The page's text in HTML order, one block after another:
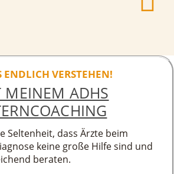
ENDLICH VERSTEHEN!
MEINEM ADHS
Seltenheit, dass Ärzte beim
keine große Hilfe sind und
beraten.